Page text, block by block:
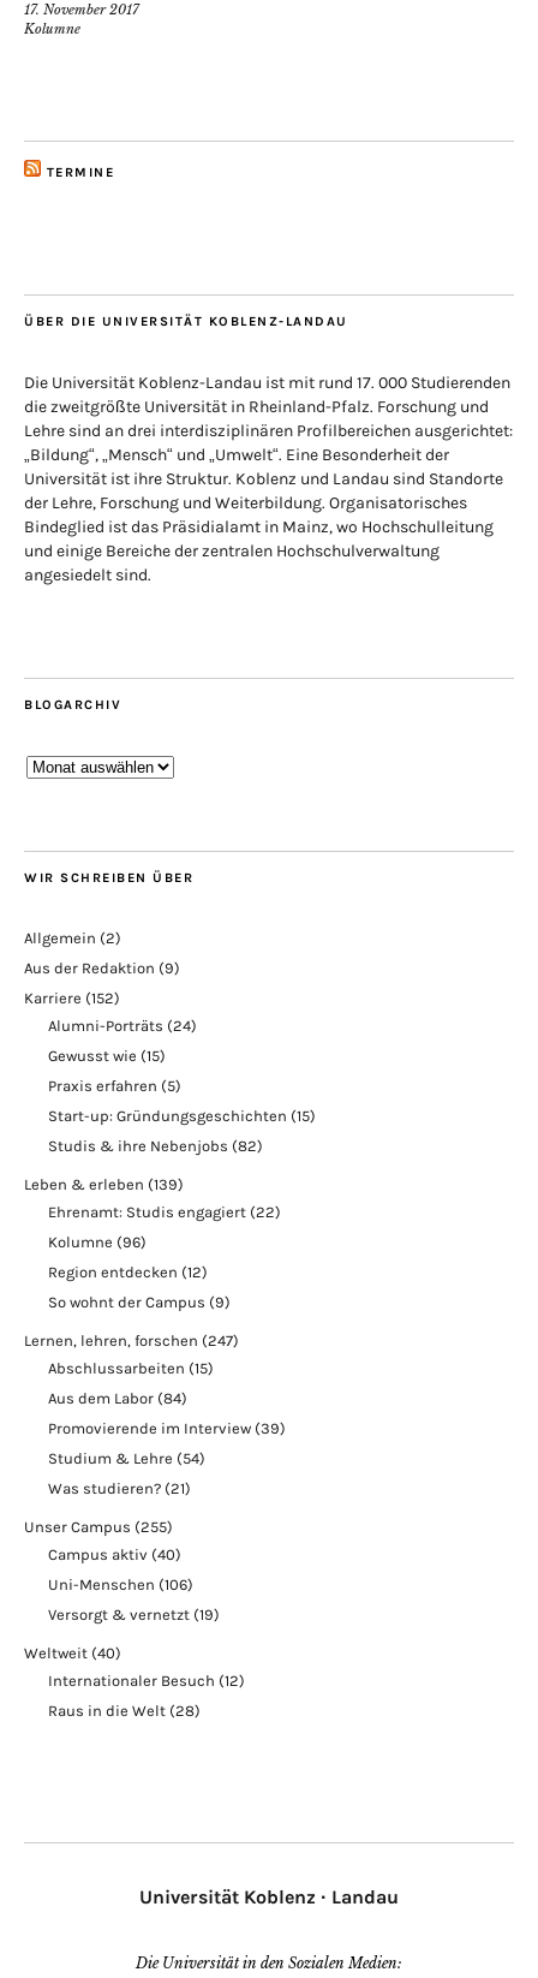
17. November 2017
Kolumne
TERMINE
ÜBER DIE UNIVERSITÄT KOBLENZ-LANDAU
Die Universität Koblenz-Landau ist mit rund 17. 000 Studierenden
die zweitgrößte Universität in Rheinland-Pfalz. Forschung und
Lehre sind an drei interdisziplinären Profilbereichen ausgerichtet:
„Bildung“, „Mensch“ und „Umwelt“. Eine Besonderheit der
Universität ist ihre Struktur. Koblenz und Landau sind Standorte
der Lehre, Forschung und Weiterbildung. Organisatorisches
Bindeglied ist das Präsidialamt in Mainz, wo Hochschulleitung
und einige Bereiche der zentralen Hochschulverwaltung
angesiedelt sind.
BLOGARCHIV
Blogarchiv
WIR SCHREIBEN ÜBER
Allgemein (2)
Aus der Redaktion (9)
Karriere (152)
Alumni-Porträts (24)
Gewusst wie (15)
Praxis erfahren (5)
Start-up: Gründungsgeschichten (15)
Studis & ihre Nebenjobs (82)
Leben & erleben (139)
Ehrenamt: Studis engagiert (22)
Kolumne (96)
Region entdecken (12)
So wohnt der Campus (9)
Lernen, lehren, forschen (247)
Abschlussarbeiten (15)
Aus dem Labor (84)
Promovierende im Interview (39)
Studium & Lehre (54)
Was studieren? (21)
Unser Campus (255)
Campus aktiv (40)
Uni-Menschen (106)
Versorgt & vernetzt (19)
Weltweit (40)
Internationaler Besuch (12)
Raus in die Welt (28)
Universität Koblenz · Landau
Die Universität in den Sozialen Medien: